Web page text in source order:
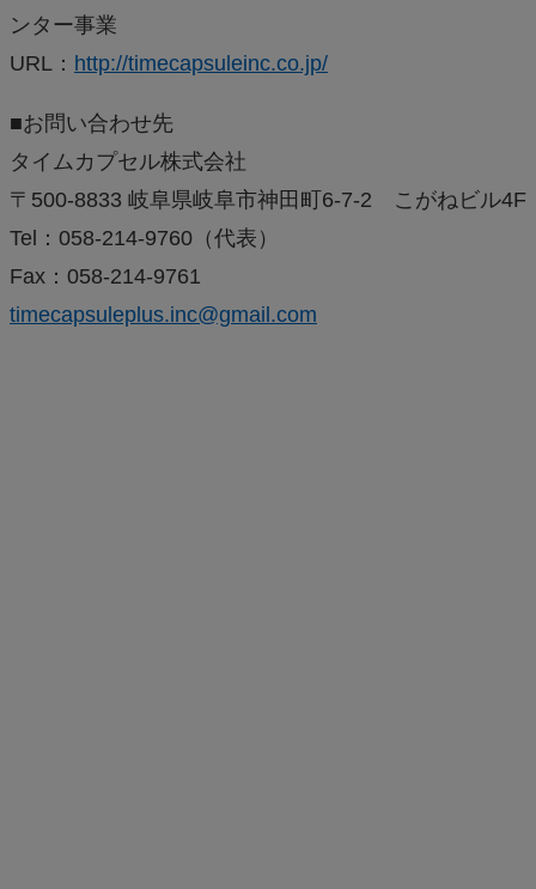
ンター事業
URL： http://timecapsuleinc.co.jp/
■お問い合わせ先
タイムカプセル株式会社
〒500-8833 岐阜県岐阜市神田町6-7-2 こがねビル4F
Tel：058-214-9760（代表）
Fax：058-214-9761
timecapsuleplus.inc@gmail.com